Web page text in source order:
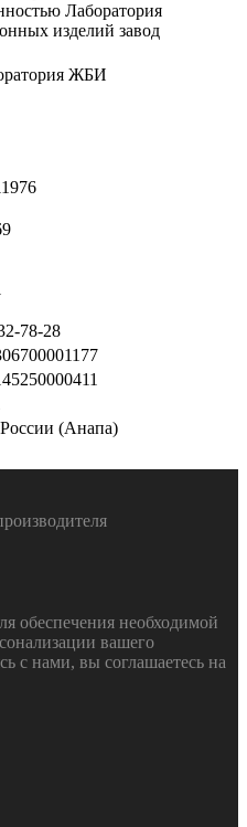
Лаборатория
изделий завод
ЖБИ
78-28
(Анапа)
обеспечения необходимой
вашего
с нами, вы соглашаетесь на